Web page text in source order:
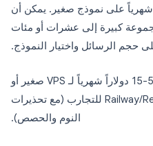
على نموذج صغير. يمكن أن
كبيرة إلى عشرات أو مئات
حجم الرسائل واختيار النموذج.
خصص حوالي 5-15 دولاراً شهرياً لـ VPS صغير أو
استخدم الخطط المجانية على Railway/Replit للتجارب (مع تحذيرات
النوم والحصص).